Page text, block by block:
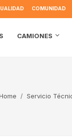
COMUNIDAD
CAMIONES
Servicio